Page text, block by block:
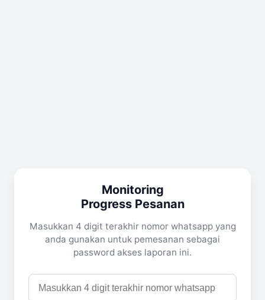
Monitoring
Progress Pesanan
Masukkan 4 digit terakhir nomor whatsapp yang
anda gunakan untuk pemesanan sebagai
password akses laporan ini.